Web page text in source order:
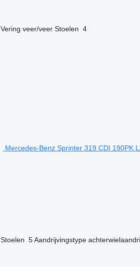
Vering veer/veer Stoelen 4
Mercedes-Benz Sprinter 319 CDI 190PK
Stoelen 5 Aandrijvingstype